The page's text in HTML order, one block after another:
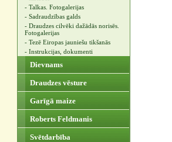
- Talkas. Fotogalerijas
- Sadraudzības galds
- Draudzes cilvēki dažādās norisēs.
Fotogalerijas
- Tezē Eiropas jauniešu tikšanās
- Instrukcijas, dokumenti
Dievnams
Draudzes vēsture
Garīgā maize
Roberts Feldmanis
Svētdarbība